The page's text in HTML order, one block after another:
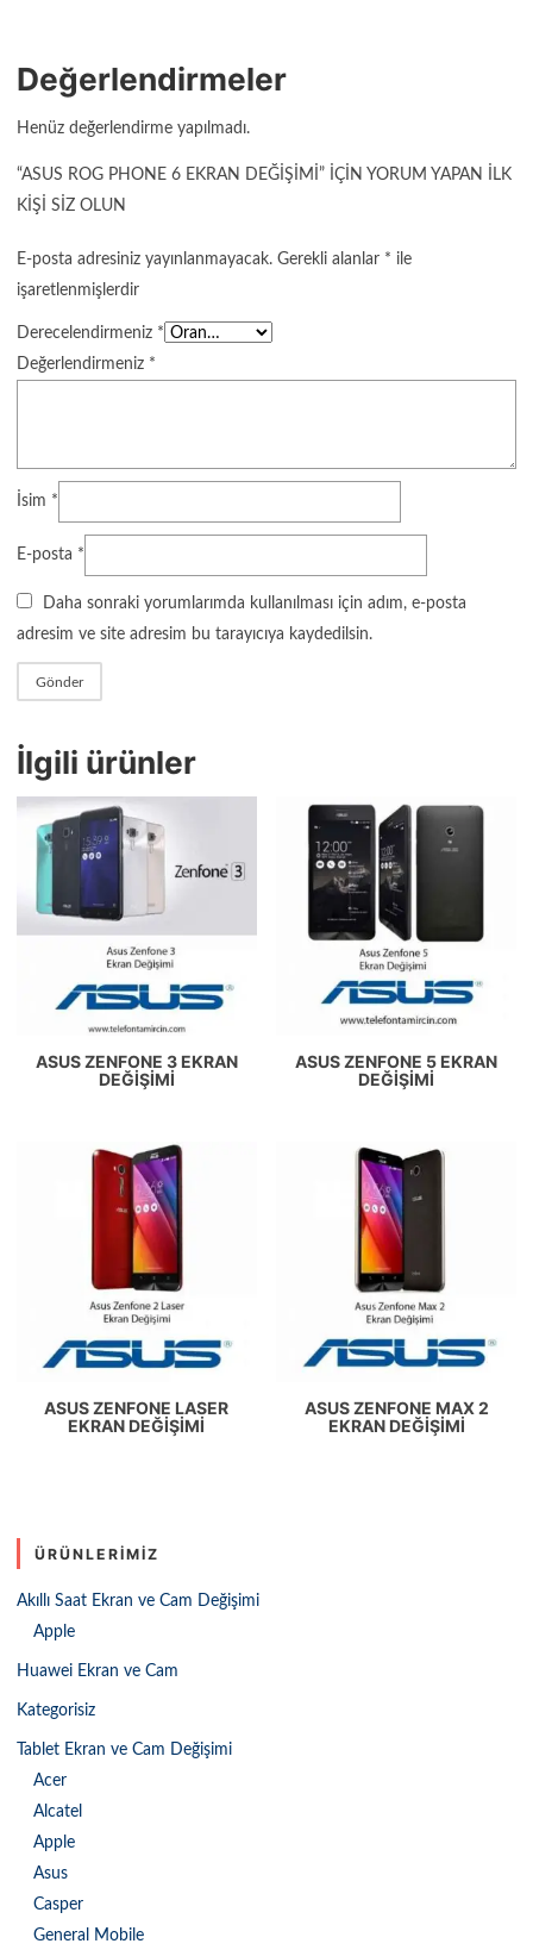
Değerlendirmeler
Henüz değerlendirme yapılmadı.
“ASUS ROG PHONE 6 EKRAN DEĞIŞIMI” IÇIN YORUM YAPAN ILK
KIŞI SIZ OLUN
E-posta adresiniz yayınlanmayacak. Gerekli alanlar * ile
işaretlenmişlerdir
Derecelendirmeniz *
Değerlendirmeniz *
İsim *
E-posta *
Daha sonraki yorumlarımda kullanılması için adım, e-posta
adresim ve site adresim bu tarayıcıya kaydedilsin.
İlgili ürünler
ASUS ZENFONE 3 EKRAN
DEĞIŞIMI
ASUS ZENFONE 5 EKRAN
DEĞIŞIMI
ASUS ZENFONE LASER
EKRAN DEĞIŞIMI
ASUS ZENFONE MAX 2
EKRAN DEĞIŞIMI
ÜRÜNLERIMIZ
Akıllı Saat Ekran ve Cam Değişimi
Apple
Huawei Ekran ve Cam
Kategorisiz
Tablet Ekran ve Cam Değişimi
Acer
Alcatel
Apple
Asus
Casper
General Mobile